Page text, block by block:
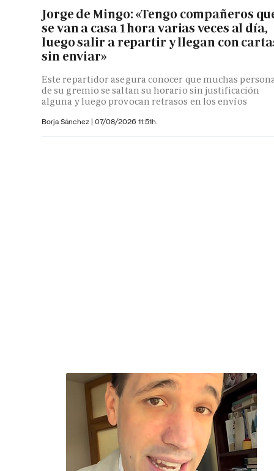
Jorge de Mingo: «Tengo compañeros
se van a casa 1 hora varias veces al día,
luego salir a repartir y llegan con
sin enviar»
Este repartidor asegura conocer que muchas
de su gremio se saltan su horario sin justificación
alguna y luego provocan retrasos en los envíos
Borja Sánchez | 07/08/2026 11:51h.